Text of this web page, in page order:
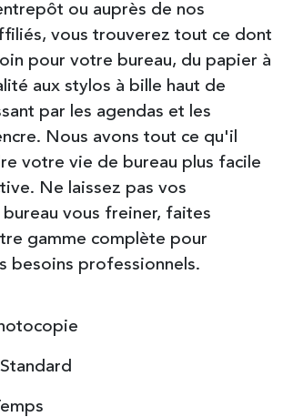
ou auprès de nos
vous trouverez tout ce dont
pour votre bureau, du papier à
aux stylos à bille haut de
par les agendas et les
Nous avons tout ce qu'il
votre vie de bureau plus facile
Ne laissez pas vos
vous freiner, faites
gamme complète pour
besoins professionnels.